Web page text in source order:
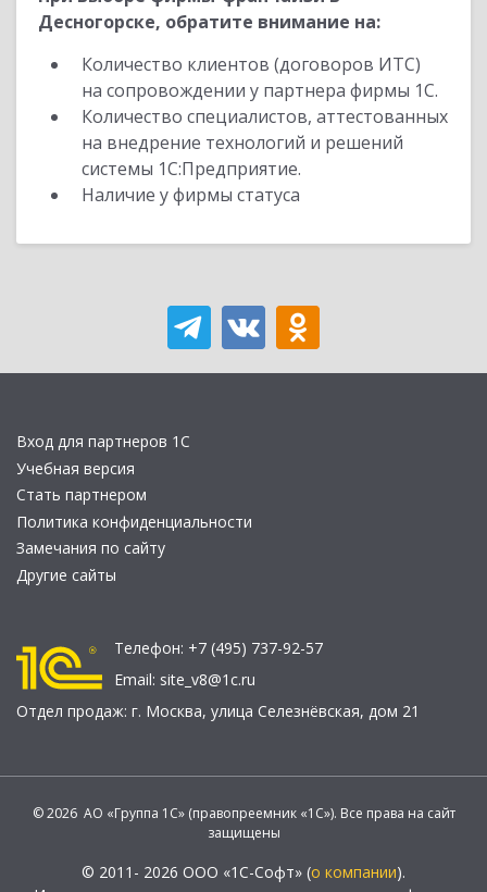
Десногорске, обратите внимание на:
Количество клиентов (договоров ИТС)
на сопровождении у партнера фирмы 1С.
Количество специалистов, аттестованных
на внедрение технологий и решений
системы 1С:Предприятие.
Наличие у фирмы статуса
Вход для партнеров 1С
Учебная версия
Стать партнером
Политика конфиденциальности
Замечания по сайту
Другие сайты
Телефон: +7 (495) 737-92-57
Email: site_v8@1c.ru
Отдел продаж: г. Москва, улица Селезнёвская, дом 21
© 2026 АО «Группа 1С» (правопреемник «1С»). Все права на сайт
защищены
© 2011- 2026 ООО «1С-Софт» (о компании).